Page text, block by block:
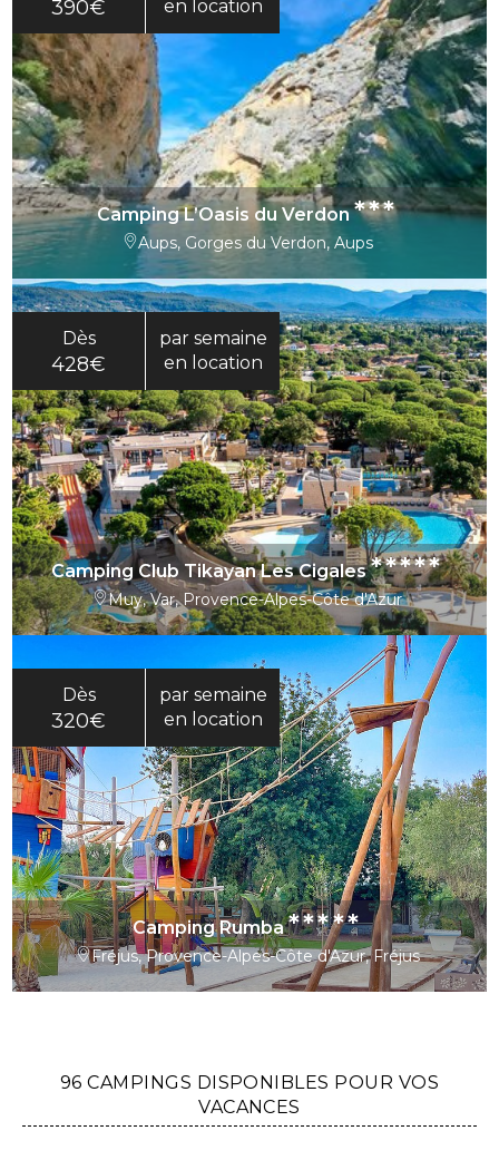
390€ en location
Camping L’Oasis du Verdon***
Aups, Gorges du Verdon, Aups
Dès
428€
par semaine
en location
Camping Club Tikayan Les Cigales*****
Muy, Var, Provence-Alpes-Côte d'Azur
Dès
320€
par semaine
en location
Camping Rumba*****
Fréjus, Provence-Alpes-Côte d'Azur, Fréjus
96 CAMPINGS DISPONIBLES POUR VOS
VACANCES